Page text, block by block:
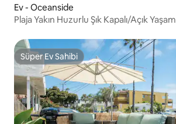
Ev - Oceanside
Plaja Yakın Huzurlu Şık Kapalı/Açık Yaşam
Süper Ev Sahibi
Süper Ev Sahibi